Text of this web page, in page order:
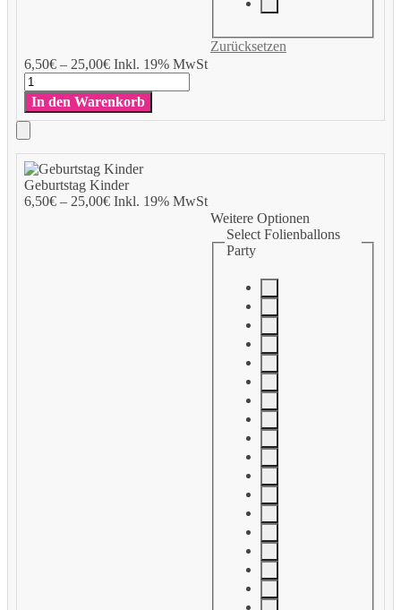
Add
to
Cart
6,50€– 25,00€Inkl. 19% MwSt
Zurücksetzen
Geburtstag
Kinder
Menge
In den Warenkorb
Add
to
Cart
Geburtstag Kinder
6,50€– 25,00€Inkl. 19% MwSt
Weitere Optionen
Select Folienballons
Party